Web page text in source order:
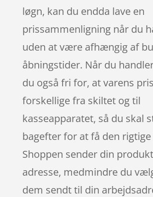
løgn, kan du endda lave en
prissammenligning når du
uden at være afhængig af
åbningstider. Når du
du også fri for, at varens
forskellige fra skiltet og til
kasseapparatet, så du skal
bagefter for at få den
Shoppen sender din
adresse, medmindre du
dem sendt til din